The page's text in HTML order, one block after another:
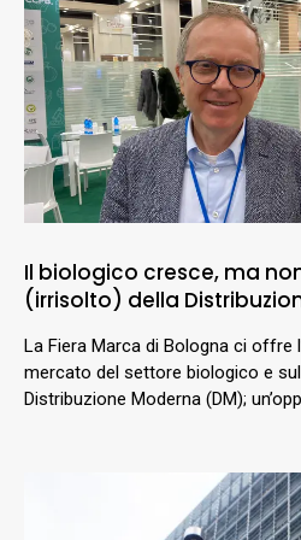
Il biologico cresce, ma
(irrisolto) della
La Fiera Marca di Bologna ci offre
mercato del settore biologico e
Distribuzione Moderna (DM);